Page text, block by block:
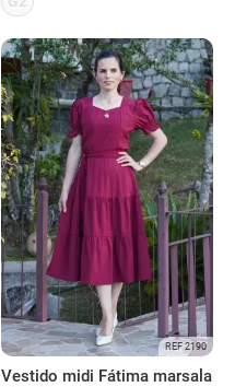
REF 2190
Vestido midi Fátima marsala